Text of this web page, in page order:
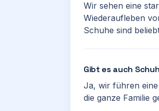
Wir sehen eine
Wiederaufleben
Schuhe sind
Gibt es auch
Ja, wir führen
die ganze Familie